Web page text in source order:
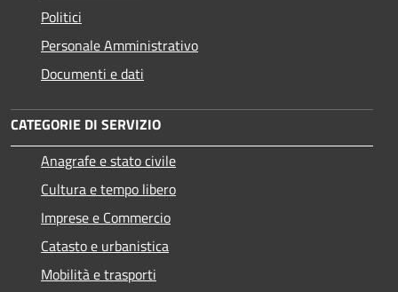
Politici
Personale Amministrativo
Documenti e dati
CATEGORIE DI SERVIZIO
Anagrafe e stato civile
Cultura e tempo libero
Imprese e Commercio
Catasto e urbanistica
Mobilità e trasporti